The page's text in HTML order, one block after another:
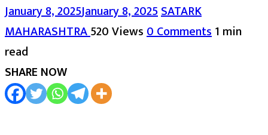
January 8, 2025January 8, 2025SATARK
MAHARASHTRA520 Views0 Comments1 min
read
SHARE NOW